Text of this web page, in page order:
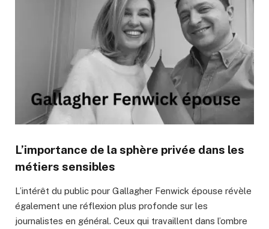
L’importance de la sphère privée dans les
métiers sensibles
L’intérêt du public pour Gallagher Fenwick épouse révèle
également une réflexion plus profonde sur les
journalistes en général. Ceux qui travaillent dans l’ombre